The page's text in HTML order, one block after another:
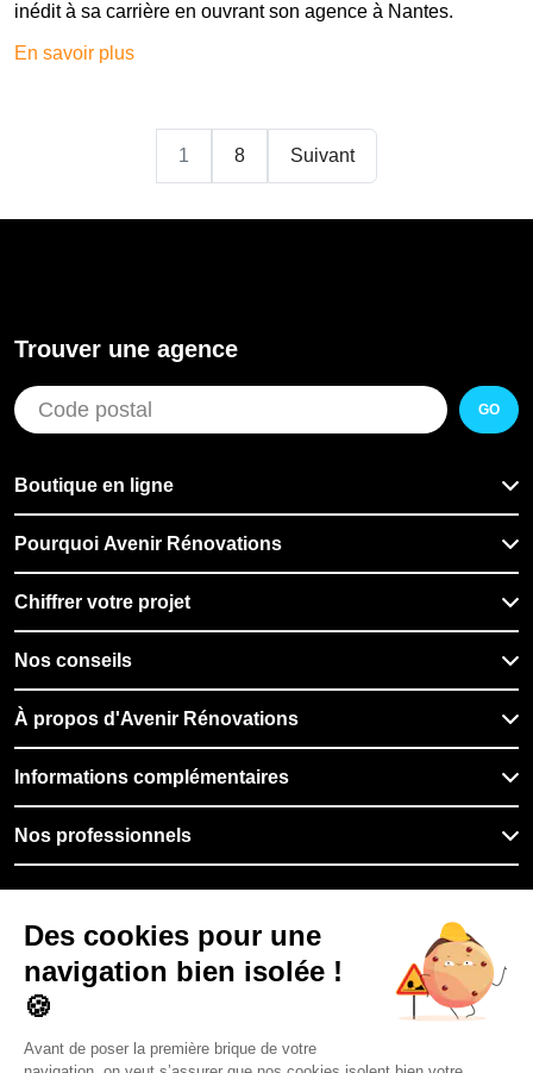
inédit à sa carrière en ouvrant son agence à Nantes.
En savoir plus
1 8 Suivant
Trouver une agence
GO
Boutique en ligne
Pourquoi Avenir Rénovations
Chiffrer votre projet
Nos conseils
À propos d'Avenir Rénovations
Informations complémentaires
Nos professionnels